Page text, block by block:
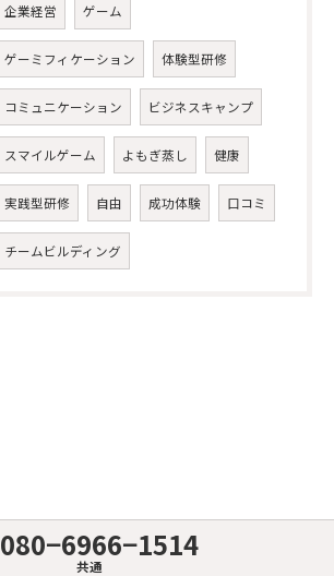
企業経営 ゲーム
ゲーミフィケーション 体験型研修
コミュニケーション ビジネスキャンプ
スマイルゲーム よもぎ蒸し 健康
実践型研修 自由 成功体験 口コミ
チームビルディング
080−6966−1514
共通